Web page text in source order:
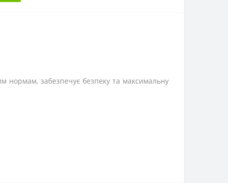
нормам, забезпечує безпеку та максимальну